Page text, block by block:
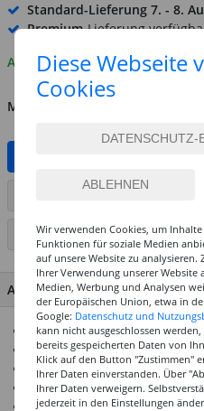
Standard-Lieferung 7. - 8.
Premium-Lieferung
Auf Lager
MENGE
ARTIKEL AUF
SEITE
ARTIKEL MERKMALE & DETAILS
aus strapazierfähigen
Vielseitiges Kreativprodukt
Ideal für
Besonders gut für Schulen
Trocknet nach 25-30
Diese Webseite
Cookies
Wir verwenden Cookies, um
Funktionen für soziale Medien
auf unsere Website zu
Ihrer Verwendung unserer Website
Medien, Werbung und Analysen
der Europäischen Union, etwa in
Google: Datenschutz und
kann nicht ausgeschlossen
bereits gespeicherten Daten von
Klick auf den Button "Zustimmen"
Ihrer Daten einverstanden. Über
Ihrer Daten verweigern.
jederzeit in den Einstellungen